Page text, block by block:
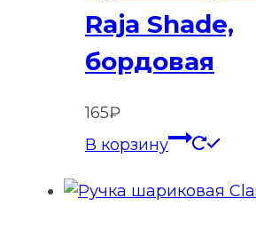
Raja Shade,
бордовая
165₽
В корзину